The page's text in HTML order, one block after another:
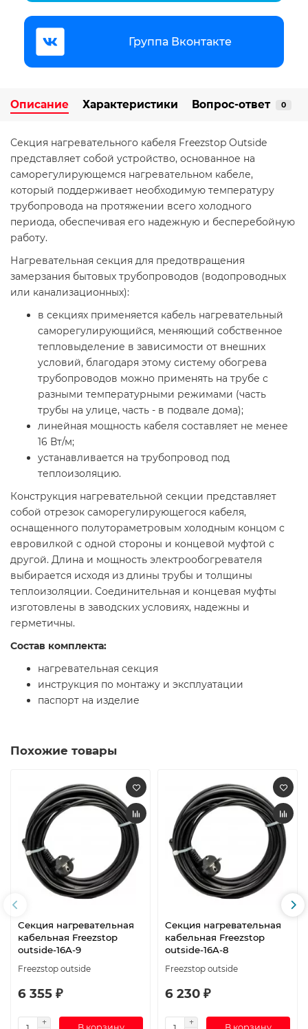
Группа Вконтакте
Описание Характеристики Вопрос-ответ 0
Секция нагревательного кабеля Freezstop Outside
представляет собой устройство, основанное на
саморегулирующемся нагревательном кабеле,
который поддерживает необходимую температуру
трубопровода на протяжении всего холодного
периода, обеспечивая его надежную и бесперебойную
работу.
Нагревательная секция для предотвращения
замерзания бытовых трубопроводов (водопроводных
или канализационных):
в секциях применяется кабель нагревательный
саморегулирующийся, меняющий собственное
тепловыделение в зависимости от внешних
условий, благодаря этому систему обогрева
трубопроводов можно применять на трубе с
разными температурными режимами (часть
трубы на улице, часть - в подвале дома);
линейная мощность кабеля составляет не менее
16 Вт/м;
устанавливается на трубопровод под
теплоизоляцию.
Конструкция нагревательной секции представляет
собой отрезок саморегулирующегося кабеля,
оснащенного полутораметровым холодным концом с
евровилкой с одной стороны и концевой муфтой с
другой. Длина и мощность электрообогревателя
выбирается исходя из длины трубы и толщины
теплоизоляции. Соединительная и концевая муфты
изготовлены в заводских условиях, надежны и
герметичны.
Состав комплекта:
нагревательная секция
инструкция по монтажу и эксплуатации
паспорт на изделие
Похожие товары
Секция нагревательная
кабельная Freezstop
outside-16A-9
Freezstop outside
6 355 ₽
Секция нагревательная
кабельная Freezstop
outside-16A-8
Freezstop outside
6 230 ₽